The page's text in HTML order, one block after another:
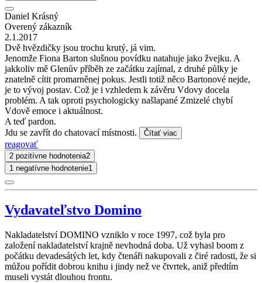
Daniel Krásný
Overený zákazník
2.1.2017
Dvě hvězdičky jsou trochu krutý, já vim.
Jenomže Fiona Barton slušnou povídku natahuje jako žvejku. A
jakkoliv mě Glenův příběh ze začátku zajímal, z druhé půlky je
znatelně cítit promarněnej pokus. Jestli totiž něco Bartonové nejde,
je to vývoj postav. Což je i vzhledem k závěru Vdovy docela
problém. A tak oproti psychologicky našlapané Zmizelé chybí
Vdově emoce i aktuálnost.
A teď pardon.
Jdu se zavřít do chatovací místnosti.
Čítať viac
reagovať
2 pozitívne hodnotenia2
1 negatívne hodnotenie1
Vydavateľstvo Domino
Nakladatelství DOMINO vzniklo v roce 1997, což byla pro
založení nakladatelství krajně nevhodná doba. Už vyhasl boom z
počátku devadesátých let, kdy čtenáři nakupovali z čiré radosti, že si
můžou pořídit dobrou knihu i jindy než ve čtvrtek, aniž předtím
museli vystát dlouhou frontu.